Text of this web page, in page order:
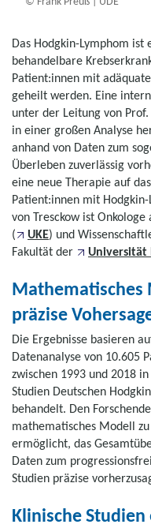
Das Hodgkin-Lymphom
behandelbare
Patient:innen mit
geheilt werden. Eine
unter der Leitung von
in einer großen Analyse
anhand von Daten zum
Überleben zuverlässig
eine neue Therapie auf
Patient:innen mit
von Tresckow ist
(
UKE) und
Fakultät der
Universität
präzise
Die Ergebnisse basieren
Datenanalyse von 10.605
zwischen 1993 und 2018
Studien Deutschen
behandelt. Den
mathematisches Modell
ermöglicht, das
Daten zum
Studien präzise
Klinische